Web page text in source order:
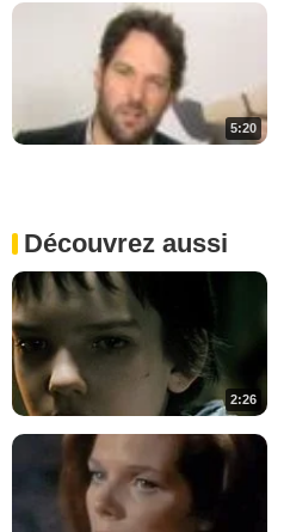
5:20
Découvrez aussi
2:26